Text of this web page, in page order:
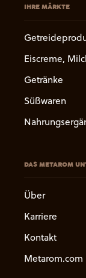
IHRE MÄRKTE
Eiscreme,
Getränke
Süßwaren
DAS METAROM
Über
Karriere
Kontakt
Metarom.com